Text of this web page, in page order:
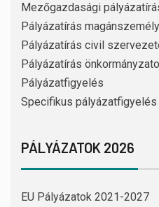
Mezőgazdasági
Pályázatírás
Pályázatírás civil
Pályázatírás
Pályázatfigyelés
Specifikus
PÁLYÁZATOK 2026
EU Pályázatok 2021-2027